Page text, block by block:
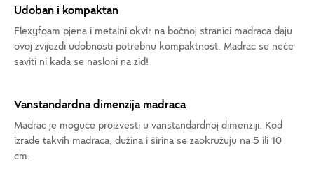
Udoban i kompaktan
Flexyfoam pjena i metalni okvir na bočnoj stranici madraca daju
ovoj zvijezdi udobnosti potrebnu kompaktnost. Madrac se neće
saviti ni kada se nasloni na zid!
Vanstandardna dimenzija madraca
Madrac je moguće proizvesti u vanstandardnoj dimenziji. Kod
izrade takvih madraca, dužina i širina se zaokružuju na 5 ili 10
cm.